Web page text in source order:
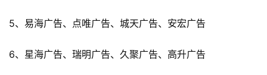
5、易海广告、点唯广告、城天广告、安宏广告
6、星海广告、瑞明广告、久聚广告、高升广告